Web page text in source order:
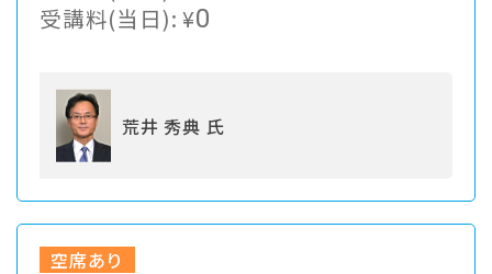
受講料(当日):¥0
荒井 秀典 氏
空席あり